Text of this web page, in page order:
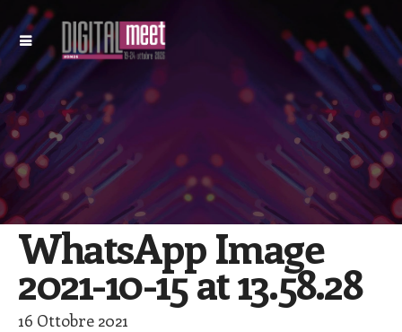
WhatsApp Image
2021-10-15 at 13.58.28
16 Ottobre 2021